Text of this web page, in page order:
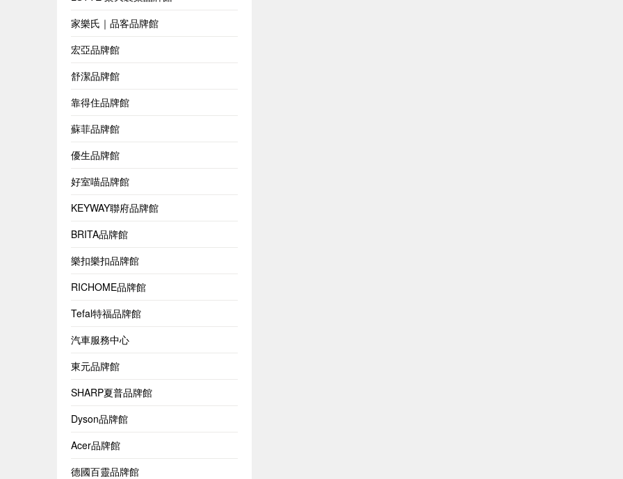
家樂氏｜品客品牌館
宏亞品牌館
舒潔品牌館
靠得住品牌館
蘇菲品牌館
優生品牌館
好室喵品牌館
KEYWAY聯府品牌館
BRITA品牌館
樂扣樂扣品牌館
RICHOME品牌館
Tefal特福品牌館
汽車服務中心
東元品牌館
SHARP夏普品牌館
Dyson品牌館
Acer品牌館
德國百靈品牌館